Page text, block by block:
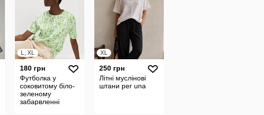
L, XL
180 грн
Футболка у
соковитому біло-
зеленому
забарвленні
XL
250 грн
Літні муслінові
штани per una